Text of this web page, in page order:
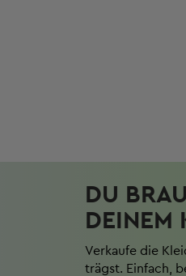
DU
DEINEM
Verkaufe die
trägst. Einfach,